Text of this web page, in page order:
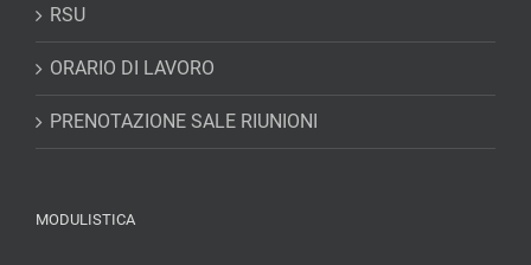
RSU
ORARIO DI LAVORO
PRENOTAZIONE SALE RIUNIONI
MODULISTICA